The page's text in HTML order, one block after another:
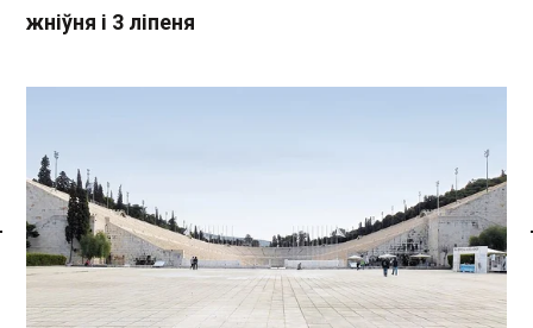
Спасылка без VPN
жніўня і 3 ліпеня